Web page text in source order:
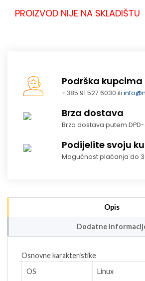
PROIZVOD NIJE NA SKLADIŠTU
Podrška kupcima
+385 91 527 6030 ili
Brza dostava
Brza dostava putem
Podijelite svoju
Mogućnost plaćanja do
Opis
Dodatne
Osnovne karakteristike
OS
Linux